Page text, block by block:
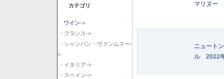
カテゴリ
ワイン->
- フランス->
- シャンパン・ヴァンムスー-
>
- イタリア->
- スペイン->
マリヌー
ニュート
ル 2022